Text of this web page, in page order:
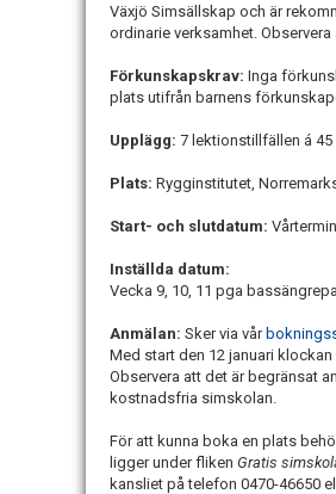
Växjö Simsällskap och är
ordinarie verksamhet.
Förkunskapskrav: Inga
plats utifrån barnens
Upplägg: 7 lektionstillfällen á
Plats: Rygginstitutet,
Start- och slutdatum:
Inställda datum:
Vecka 9, 10, 11 pga
Anmälan: Sker via vår
Med start den 12 januari
Observera att det är begränsat
kostnadsfria simskolan.
För att kunna boka en plats
ligger under fliken Gratis
kansliet på telefon 0470-46650